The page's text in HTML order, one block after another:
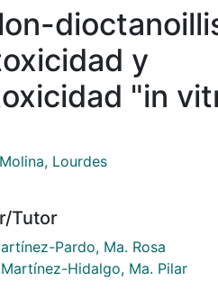
y
"in
Lourdes
Tutor
Pardo, Ma. Rosa
Hidalgo, Ma. Pilar